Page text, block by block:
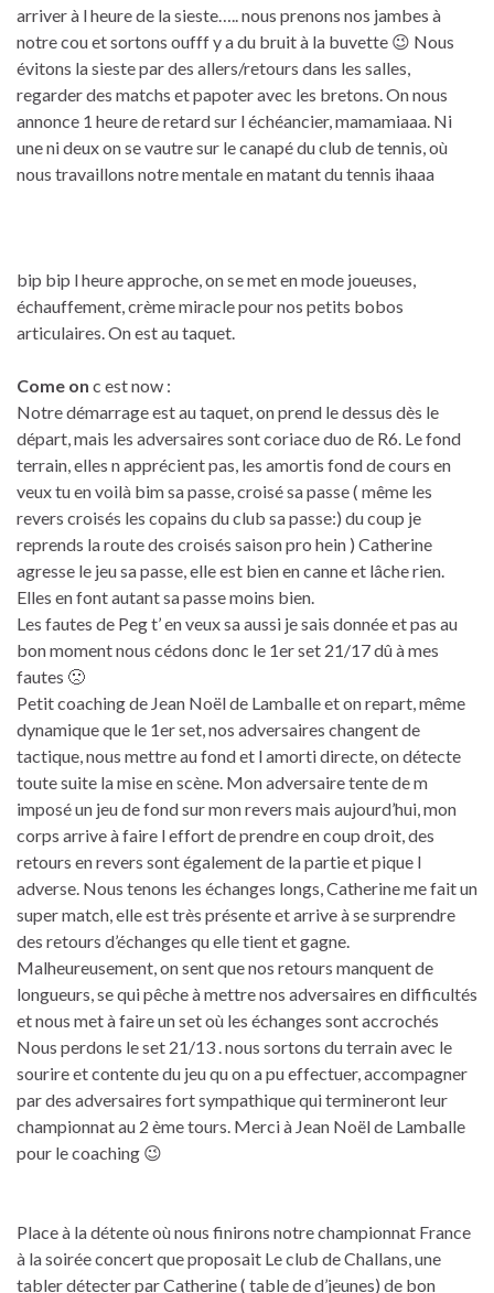
arriver à l heure de la sieste….. nous prenons nos jambes à
notre cou et sortons oufff y a du bruit à la buvette 😉 Nous
évitons la sieste par des allers/retours dans les salles,
regarder des matchs et papoter avec les bretons. On nous
annonce 1 heure de retard sur l échéancier, mamamiaaa. Ni
une ni deux on se vautre sur le canapé du club de tennis, où
nous travaillons notre mentale en matant du tennis ihaaa
bip bip l heure approche, on se met en mode joueuses,
échauffement, crème miracle pour nos petits bobos
articulaires. On est au taquet.
Come on c est now :
Notre démarrage est au taquet, on prend le dessus dès le
départ, mais les adversaires sont coriace duo de R6. Le fond
terrain, elles n apprécient pas, les amortis fond de cours en
veux tu en voilà bim sa passe, croisé sa passe ( même les
revers croisés les copains du club sa passe:) du coup je
reprends la route des croisés saison pro hein ) Catherine
agresse le jeu sa passe, elle est bien en canne et lâche rien.
Elles en font autant sa passe moins bien.
Les fautes de Peg t’ en veux sa aussi je sais donnée et pas au
bon moment nous cédons donc le 1er set 21/17 dû à mes
fautes 🙁
Petit coaching de Jean Noël de Lamballe et on repart, même
dynamique que le 1er set, nos adversaires changent de
tactique, nous mettre au fond et l amorti directe, on détecte
toute suite la mise en scène. Mon adversaire tente de m
imposé un jeu de fond sur mon revers mais aujourd’hui, mon
corps arrive à faire l effort de prendre en coup droit, des
retours en revers sont également de la partie et pique l
adverse. Nous tenons les échanges longs, Catherine me fait un
super match, elle est très présente et arrive à se surprendre
des retours d’échanges qu elle tient et gagne.
Malheureusement, on sent que nos retours manquent de
longueurs, se qui pêche à mettre nos adversaires en difficultés
et nous met à faire un set où les échanges sont accrochés
Nous perdons le set 21/13 . nous sortons du terrain avec le
sourire et contente du jeu qu on a pu effectuer, accompagner
par des adversaires fort sympathique qui termineront leur
championnat au 2 ème tours. Merci à Jean Noël de Lamballe
pour le coaching 😉
Place à la détente où nous finirons notre championnat France
à la soirée concert que proposait Le club de Challans, une
tabler détecter par Catherine ( table de d’jeunes) de bon